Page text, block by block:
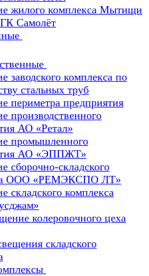
жилого комплекса Мытищи
Самолёт
заводского комплекса по
стальных труб
периметра предприятия
производственного
АО «Ретал»
промышленного
АО «ЭППЖТ»
сборочно-складского
ООО «РЕМЭКСПО ЛТ»
складского комплекса
колеровочного цеха
складского